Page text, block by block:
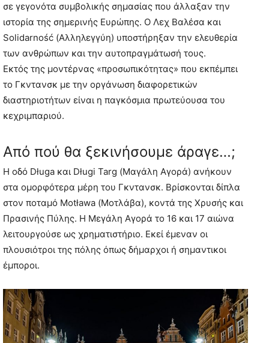
σε γεγονότα συμβολικής σημασίας που άλλαξαν την
ιστορία της σημερινής Ευρώπης. Ο Λεχ Βαλέσα και
Solidarność (Αλληλεγγύη) υποστήρηξαν την ελευθερία
των ανθρώπων και την αυτοπραγμάτωσή τους.
Εκτός της μοντέρνας «προσωπικότητας» που εκπέμπει
το Γκντανσκ με την οργάνωση διαφορετικών
διαστηριοτήτων είναι η παγκόσμια πρωτεύουσα του
κεχριμπαριού.
Από πού θα ξεκινήσουμε άραγε…;
Η οδό Długa και Długi Targ (Μαγάλη Αγορά) ανήκουν
στα oμορφότερα μέρη του Γκντανσκ. Βρίσκονται δίπλα
στον ποταμό Motława (Μοτλάβα), κοντά της Χρυσής και
Πρασινής Πύλης. Η Μεγάλη Αγορά το 16 και 17 αιώνα
λειτουργούσε ως χρηματιστήριο. Εκεί έμεναν οι
πλουσιότροι της πόλης όπως δήμαρχοι ή σημαντικοι
έμποροι.